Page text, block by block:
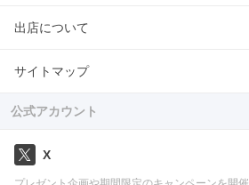
出店について
サイトマップ
公式アカウント
X